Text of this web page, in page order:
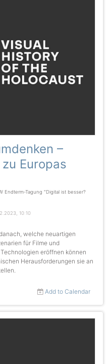
–
Europas
Endterm-Tagung "Digital ist besser?
10:10
welche neuartigen
für Filme und
eröffnen können
Herausforderungen sie an
Add to Calendar